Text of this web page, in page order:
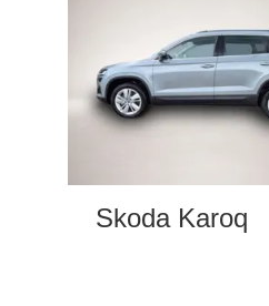
Skoda Karoq